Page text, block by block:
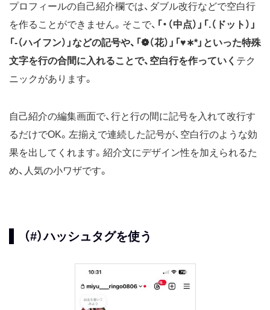
プロフィールの自己紹介欄では、ダブル改行などで空白行
を作ることができません。そこで、 「・（中点）」「.（ドット）」
「-（ハイフン）」などの記号や、「❁（花）」「♥∗*」といった特殊
文字を行の合間に入れることで、空白行を作っていく テク
ニックがあります。
自己紹介の編集画面で、行と行の間に記号を入れて改行す
るだけでOK。左揃えで連続した記号が、空白行のような効
果を出してくれます。紹介文にデザイン性を加えられるた
め、人気の小ワザです。
（#）ハッシュタグを使う